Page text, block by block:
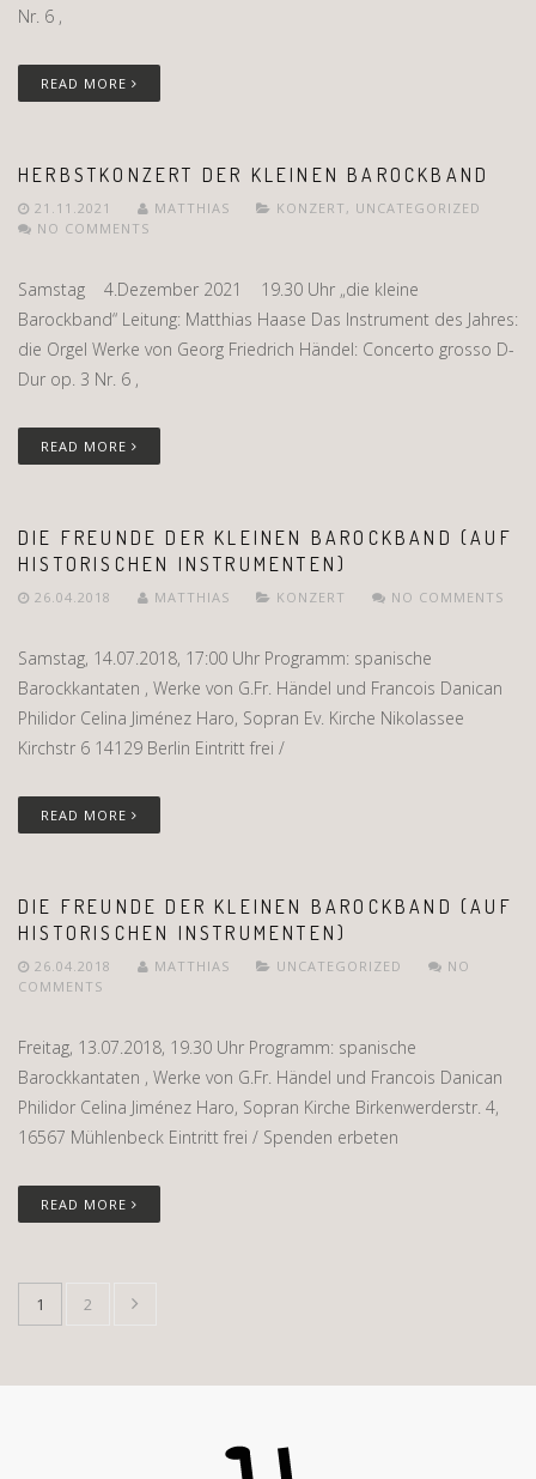
Nr. 6 ,
READ MORE
HERBSTKONZERT DER KLEINEN BAROCKBAND
21.11.2021 MATTHIAS KONZERT , UNCATEGORIZED
NO COMMENTS
Samstag 4.Dezember 2021 19.30 Uhr „die kleine
Barockband“ Leitung: Matthias Haase Das Instrument des Jahres:
die Orgel Werke von Georg Friedrich Händel: Concerto grosso D-
Dur op. 3 Nr. 6 ,
READ MORE
DIE FREUNDE DER KLEINEN BAROCKBAND (AUF
HISTORISCHEN INSTRUMENTEN)
26.04.2018 MATTHIAS KONZERT NO COMMENTS
Samstag, 14.07.2018, 17:00 Uhr Programm: spanische
Barockkantaten , Werke von G.Fr. Händel und Francois Danican
Philidor Celina Jiménez Haro, Sopran Ev. Kirche Nikolassee
Kirchstr 6 14129 Berlin Eintritt frei /
READ MORE
DIE FREUNDE DER KLEINEN BAROCKBAND (AUF
HISTORISCHEN INSTRUMENTEN)
26.04.2018 MATTHIAS UNCATEGORIZED
NO
COMMENTS
Freitag, 13.07.2018, 19.30 Uhr Programm: spanische
Barockkantaten , Werke von G.Fr. Händel und Francois Danican
Philidor Celina Jiménez Haro, Sopran Kirche Birkenwerderstr. 4,
16567 Mühlenbeck Eintritt frei / Spenden erbeten
READ MORE
1 2